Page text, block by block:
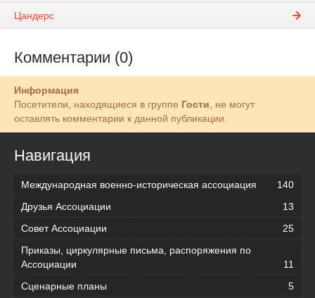
Цандерс
Комментарии (0)
Информация
Посетители, находящиеся в группе Гости , не могут
оставлять комментарии к данной публикации.
Навигация
Международная военно-историческая ассоциация
140
Друзья Ассоциации
13
Совет Ассоциации
25
Приказы, циркулярные письма, распоряжения по
Ассоциации
11
Сценарные планы
5